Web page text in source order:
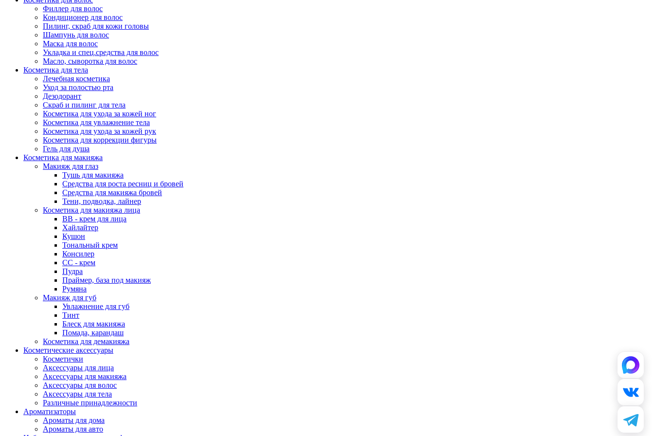
Упаковка
Наборы
Филлер для волос
Кондиционер для волос
Пилинг, скраб для кожи головы
Шампунь для волос
Маска для волос
Укладка и спец.средства для волос
Масло, сыворотка для волос
Косметика для тела
Лечебная косметика
Уход за полостью рта
Дезодорант
Скраб и пилинг для тела
Косметика для ухода за кожей ног
Косметика для увлажнение тела
Косметика для ухода за кожей рук
Косметика для коррекции фигуры
Гель для душа
Косметика для макияжа
Макияж для глаз
Тушь для макияжа
Средства для роста ресниц и бровей
Средства для макияжа бровей
Тени, подводка, лайнер
Косметика для макияжа лица
ВВ - крем для лица
Хайлайтер
Кушон
Тональный крем
Консилер
СС - крем
Пудра
Праймер, база под макияж
Румяна
Макияж для губ
Увлажнение для губ
Тинт
Блеск для макияжа
Помада, карандаш
Косметика для демакияжа
Косметические аксессуары
Косметички
Аксессуары для лица
Аксессуары для макияжа
Аксессуары для волос
Аксессуары для тела
Различные принадлежности
Ароматизаторы
Ароматы для дома
Ароматы для авто